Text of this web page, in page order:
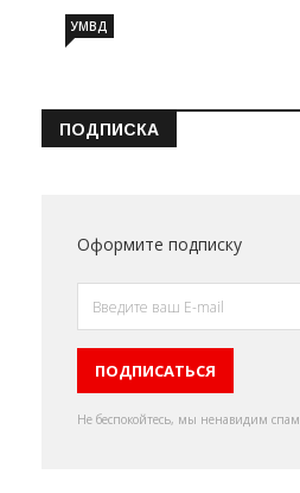
УМВД
ПОДПИСКА
Оформите подписку
Не беспокойтесь, мы ненавидим спам